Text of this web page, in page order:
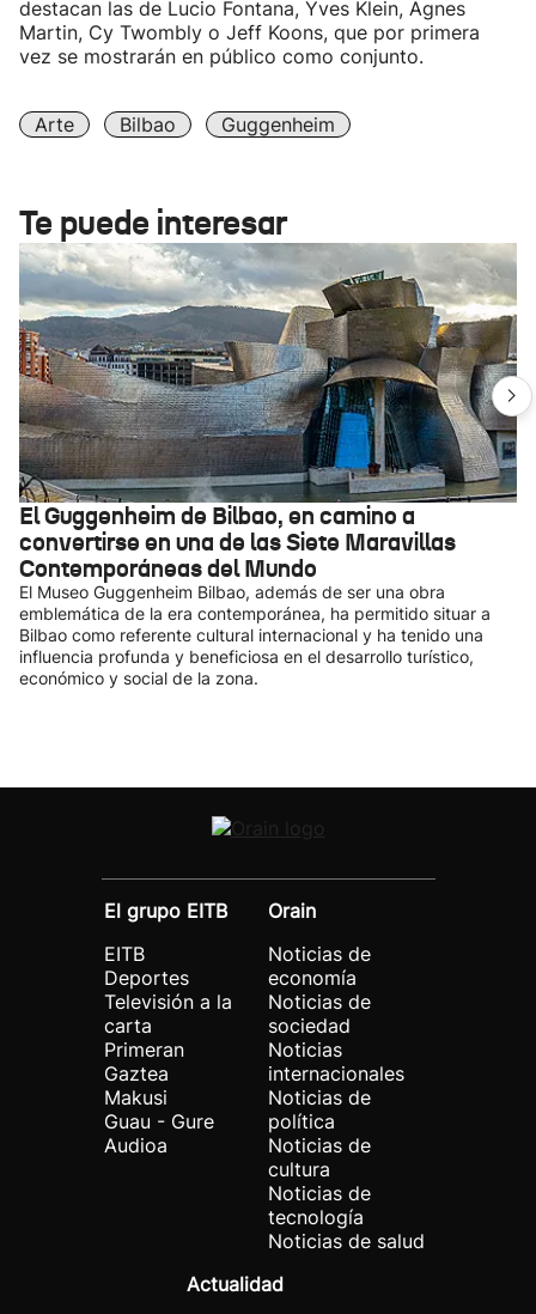
destacan las de Lucio Fontana, Yves Klein, Agnes
Martin, Cy Twombly o Jeff Koons, que por primera
vez se mostrarán en público como conjunto.
Arte Bilbao Guggenheim
Te puede interesar
El Guggenheim de Bilbao, en camino a
convertirse en una de las Siete Maravillas
Contemporáneas del Mundo
El Museo Guggenheim Bilbao, además de ser una obra
emblemática de la era contemporánea, ha permitido situar a
Bilbao como referente cultural internacional y ha tenido una
influencia profunda y beneficiosa en el desarrollo turístico,
económico y social de la zona.
El grupo EITB
EITB
Deportes
Televisión a la
carta
Primeran
Gaztea
Makusi
Guau - Gure
Audioa
Orain
Noticias de
economía
Noticias de
sociedad
Noticias
internacionales
Noticias de
política
Noticias de
cultura
Noticias de
tecnología
Noticias de salud
Actualidad